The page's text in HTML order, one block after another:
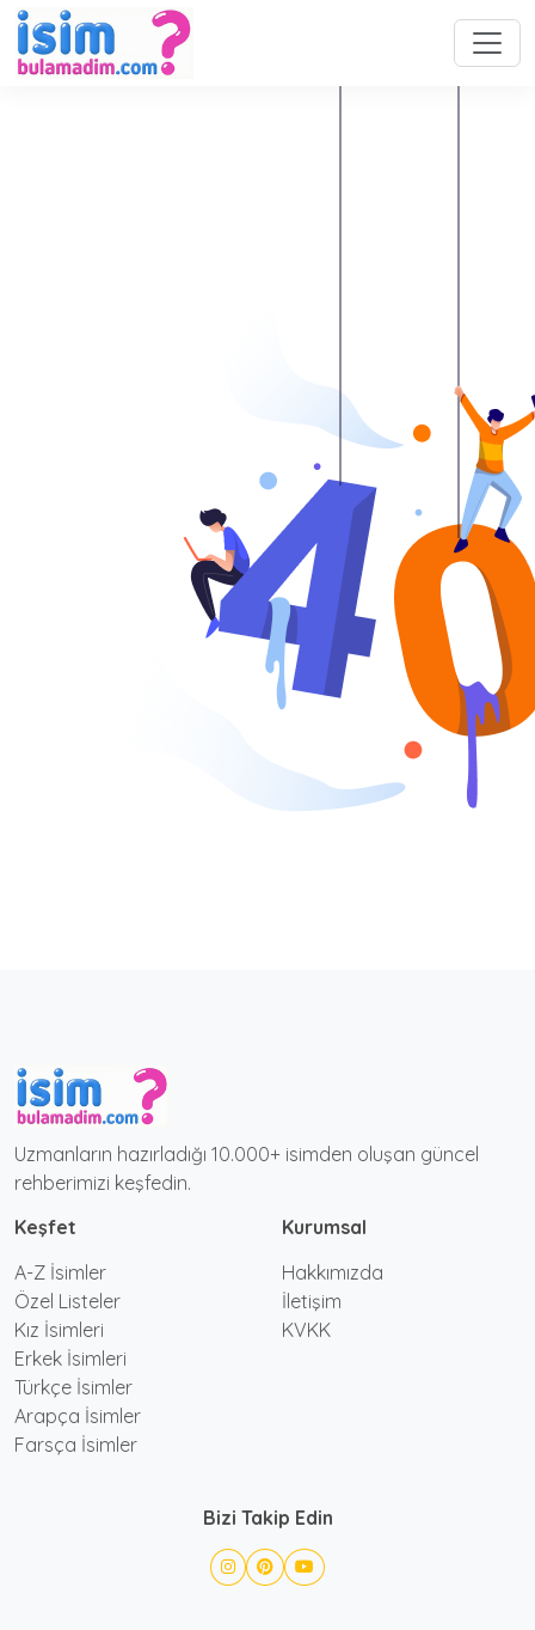
Uzmanların hazırladığı 10.000+ isimden oluşan güncel
rehberimizi keşfedin.
Keşfet
A-Z İsimler
Özel Listeler
Kız İsimleri
Erkek İsimleri
Türkçe İsimler
Arapça İsimler
Farsça İsimler
Kurumsal
Hakkımızda
İletişim
KVKK
Bizi Takip Edin